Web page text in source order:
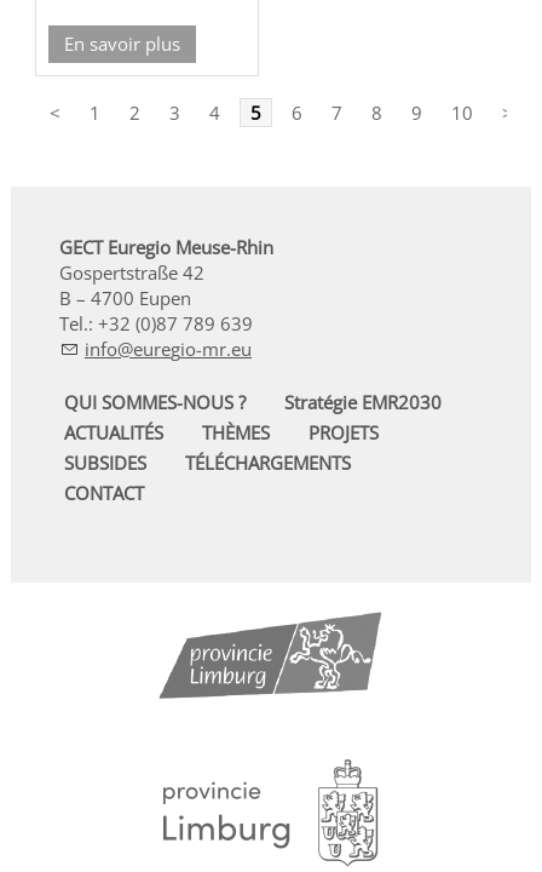
En savoir plus
< 1 2 3 4 5 6 7 8 9 10 >
GECT Euregio Meuse-Rhin
Gospertstraße 42
B – 4700 Eupen
Tel.: +32 (0)87 789 639
nf
r g -mr
QUI SOMMES-NOUS ?
Stratégie EMR2030
ACTUALITÉS
THÈMES
PROJETS
SUBSIDES
TÉLÉCHARGEMENTS
CONTACT